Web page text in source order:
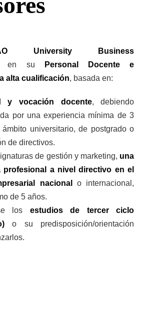
University Business
en su
Personal Docente e
alta cualificación, basada en:
y vocación docente, debiendo
por una experiencia mínima de 3
universitario, de postgrado o
de directivos.
de gestión y marketing, una
profesional a nivel directivo en el
nacional
o internacional,
de 5 años.
los estudios de tercer ciclo
o su predisposición/orientación